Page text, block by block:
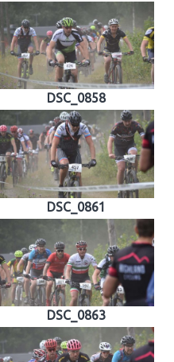
DSC_0858
DSC_0861
DSC_0863